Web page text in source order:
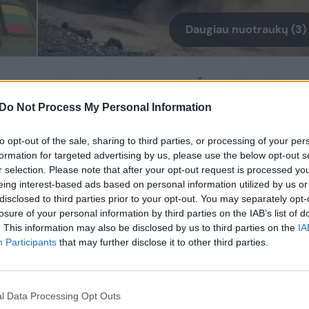
Do Not Process My Personal Information
opt-out of the sale, sharing to third parties, or processing of your
for targeted advertising by us, please use the below opt-out
selection. Please note that after your opt-out request is processed
interest-based ads based on personal information utilized by us
to third parties prior to your opt-out. You may separately
of your personal information by third parties on the IAB’s list of
This information may also be disclosed by us to third parties on the
Participants that may further disclose it to other third parties.
Data Processing Opt Outs
Daugiau nuotraukų (3)
„Praeities žvalgas“ autorius Š. Jasiukevičius
požiūrį į paramą nuo nuožmios agresijos
ir kitais klausimais.
balandžio 23 d nutraukiu savo narystę
valdybos narių, Almantas Stankūnas, mano
darbelius“, o paramos už Ukrainos laisvę
į Kursko sritį įvardijo kaip beprasmę veiklą.